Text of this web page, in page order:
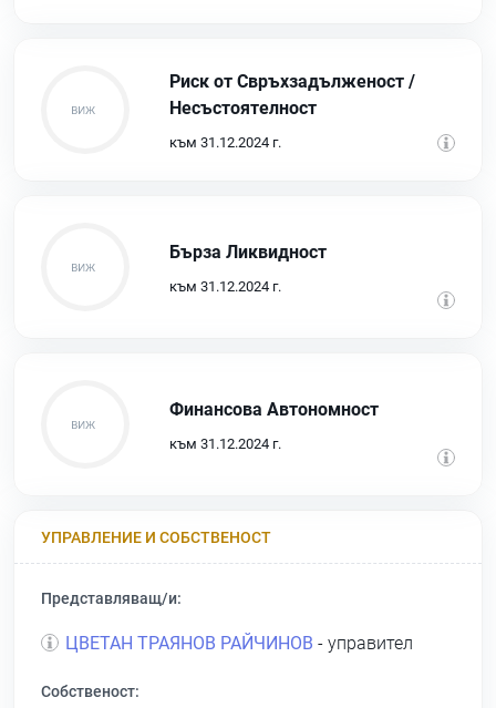
Риск от Свръхзадълженост /
Несъстоятелност
към 31.12.2024 г.
Бърза Ликвидност
към 31.12.2024 г.
Финансова Автономност
към 31.12.2024 г.
УПРАВЛЕНИЕ И СОБСТВЕНОСТ
Представляващ/и:
ЦВЕТАН ТРАЯНОВ РАЙЧИНОВ - управител
Собственост: